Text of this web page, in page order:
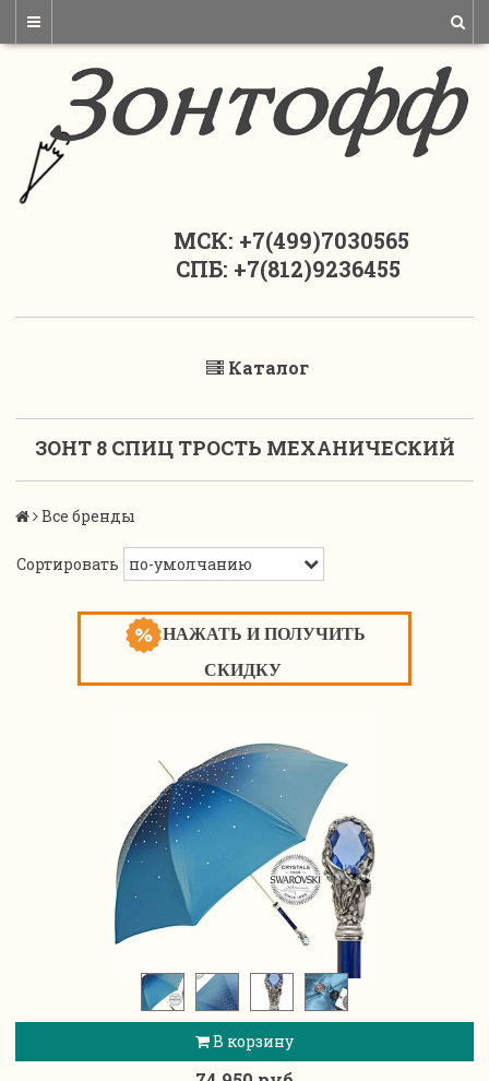
МСК: +7(499)7030565
СПБ: +7(812)9236455
Каталог
ЗОНТ 8 СПИЦ ТРОСТЬ МЕХАНИЧЕСКИЙ
Все бренды
Сортировать
НАЖАТЬ И ПОЛУЧИТЬ
СКИДКУ
В корзину